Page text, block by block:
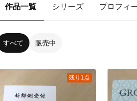
作品一覧 シリーズ プロフィ
すべて 販売中
残り1点